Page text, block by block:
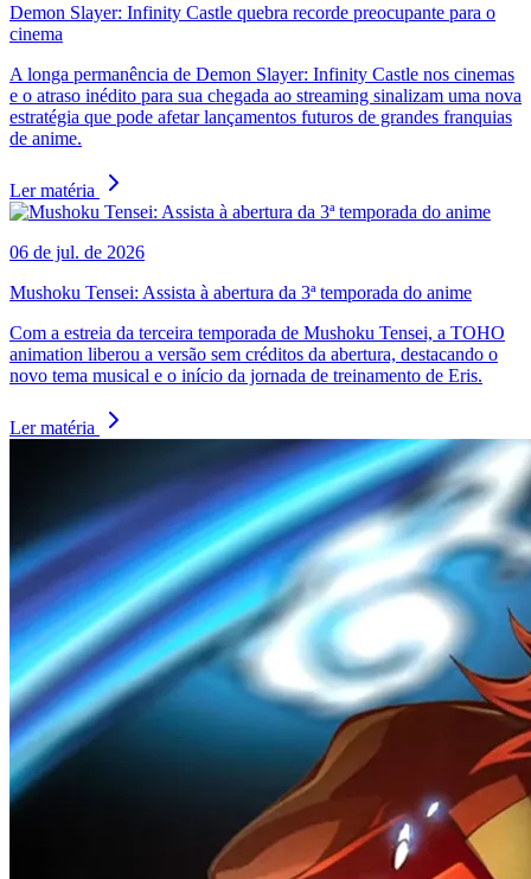
Demon Slayer: Infinity Castle quebra recorde preocupante para o
cinema
A longa permanência de Demon Slayer: Infinity Castle nos cinemas
e o atraso inédito para sua chegada ao streaming sinalizam uma nova
estratégia que pode afetar lançamentos futuros de grandes franquias
de anime.
Ler matéria
06 de jul. de 2026
Mushoku Tensei: Assista à abertura da 3ª temporada do anime
Com a estreia da terceira temporada de Mushoku Tensei, a TOHO
animation liberou a versão sem créditos da abertura, destacando o
novo tema musical e o início da jornada de treinamento de Eris.
Ler matéria